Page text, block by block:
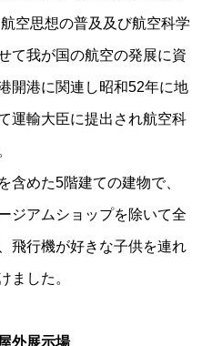
空思想の普及及び航空科学
て我が国の航空の発展に資
開港に関連し昭和52年に地
運輸大臣に提出され航空科
含めた5階建ての建物で、
ジアムショップを除いて全
飛行機が好きな子供を連れ
ました。
外展示場